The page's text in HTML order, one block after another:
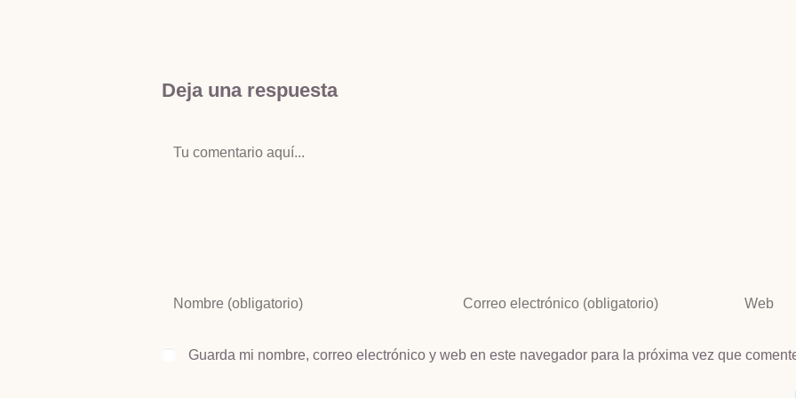
Deja una respuesta
Guarda mi nombre, correo electrónico y web en este navegador para la próxima vez que